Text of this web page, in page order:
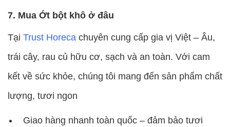
7. Mua Ớt bột khô ở đâu
Tại Trust Horeca chuyên cung cấp gia vị Việt – Âu,
trái cây, rau củ hữu cơ, sạch và an toàn. Với cam
kết về sức khỏe, chúng tôi mang đến sản phẩm chất
lượng, tươi ngon
Giao hàng nhanh toàn quốc – đảm bảo tươi